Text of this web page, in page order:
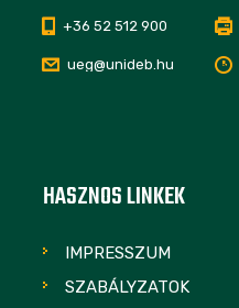
+36 52 512 900
ueg@unideb.hu
HASZNOS LINKEK
IMPRESSZUM
SZABÁLYZATOK